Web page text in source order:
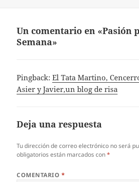
Un comentario en «Pasión
Semana»
Pingback:El Tata Martino,
Asier y Javier,un blog de risa
Deja una respuesta
Tu dirección de correo electrónico no será
obligatorios están marcados con*
COMENTARIO *